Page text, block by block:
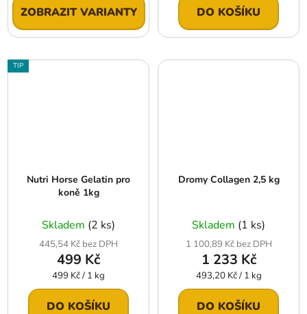
ZOBRAZIT VARIANTY DO KOŠÍKU
TIP
Nutri Horse Gelatin pro
koně 1kg
Skladem (2 ks)
445,54 Kč bez DPH
499 Kč
Měrná
cena:
499 Kč / 1 kg
DO KOŠÍKU
Dromy Collagen 2,5 kg
Skladem (1 ks)
1 100,89 Kč bez DPH
1 233 Kč
Měrná
cena:
493,20 Kč / 1 kg
DO KOŠÍKU